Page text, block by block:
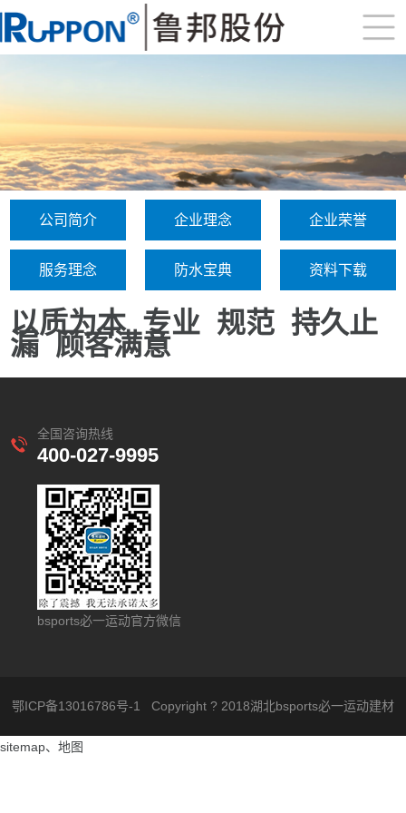
公司简介 企业理念 企业荣誉
服务理念 防水宝典 资料下载
以质为本 专业 规范 持久止
漏 顾客满意
全国咨询热线
400-027-9995
bsports必一运动官方微信
鄂ICP备13016786号-1 Copyright ? 2018湖北bsports必一运动建材
sitemap、 地图